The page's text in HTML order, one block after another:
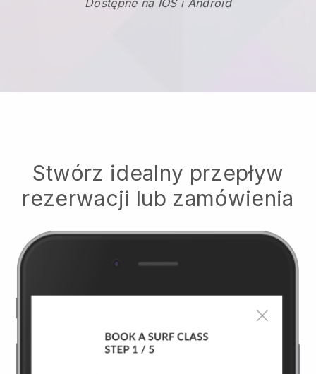
Dostępne na IOS i Android
Stwórz idealny przepływ
rezerwacji lub zamówienia